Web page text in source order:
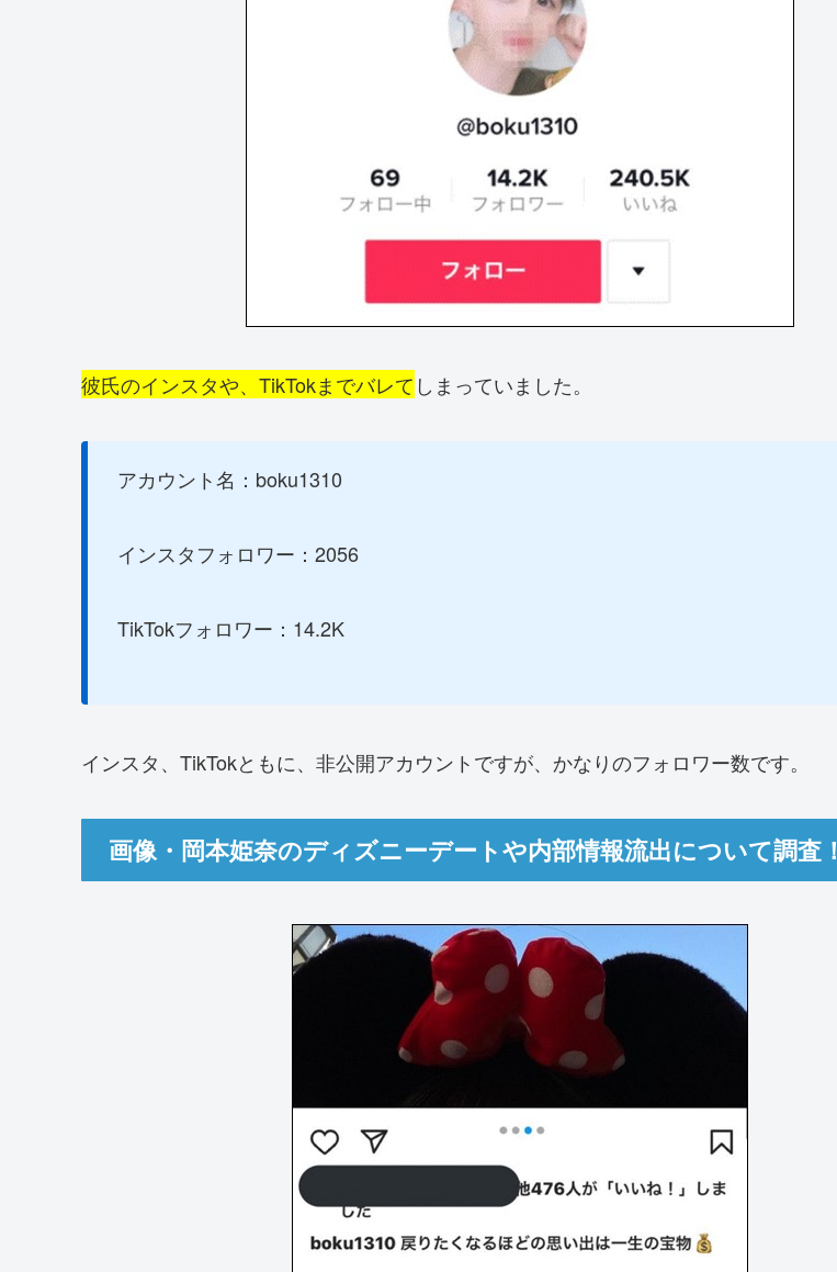
彼氏のインスタや、TikTokまでバレて しまっていました。
アカウント名：boku1310
インスタフォロワー：2056
TikTokフォロワー：14.2K
インスタ、TikTokともに、非公開アカウントですが、かなりのフォロワー数です。
画像・岡本姫奈のディズニーデートや内部情報流出について調査！